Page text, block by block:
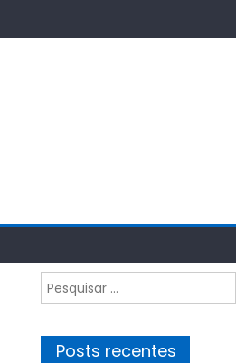
Pesquisar
por:
Posts recentes